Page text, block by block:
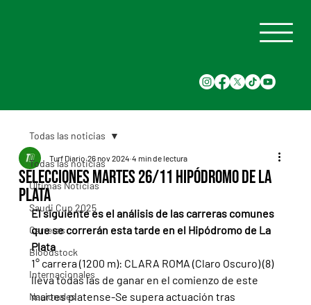
Todas las noticias
Últimas Noticias
Saudi Cup 2025
Carreras
Bloodstock
Internacionales
Nacionales
Todas las noticias
Selecciones Martes 26/11 Hipódromo de La
Plata
Turf Diario 26 nov 2024 4 min de lectura
El siguiente es el análisis de las carreras comunes
que se correrán esta tarde en el Hipódromo de La
Plata
1° carrera (1200 m): CLARA ROMA (Claro Oscuro) (8)
lleva todas las de ganar en el comienzo de este
martes platense-Se supera actuación tras